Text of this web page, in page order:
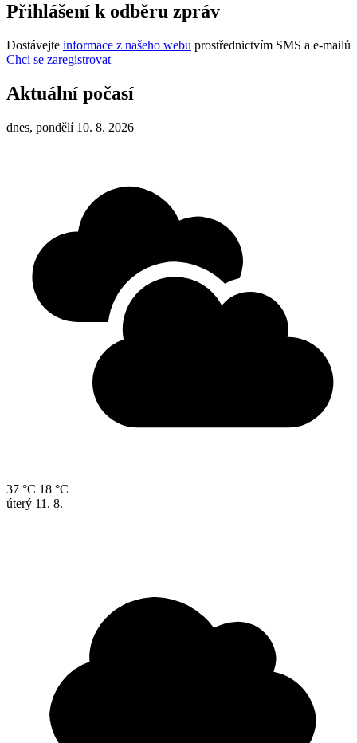
Přihlášení k odběru zpráv
Dostávejte informace z našeho webu prostřednictvím SMS a e-mailů
Chci se zaregistrovat
Aktuální počasí
dnes, pondělí 10. 8. 2026
37 °C 18 °C
úterý 11. 8.